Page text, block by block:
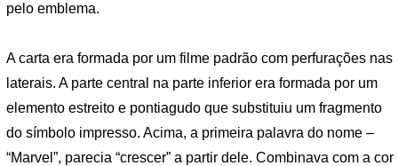
pelo emblema.
A carta era formada por um filme padrão com perfurações nas
laterais. A parte central na parte inferior era formada por um
elemento estreito e pontiagudo que substituiu um fragmento
do símbolo impresso. Acima, a primeira palavra do nome –
“Marvel”, parecia “crescer” a partir dele. Combinava com a cor